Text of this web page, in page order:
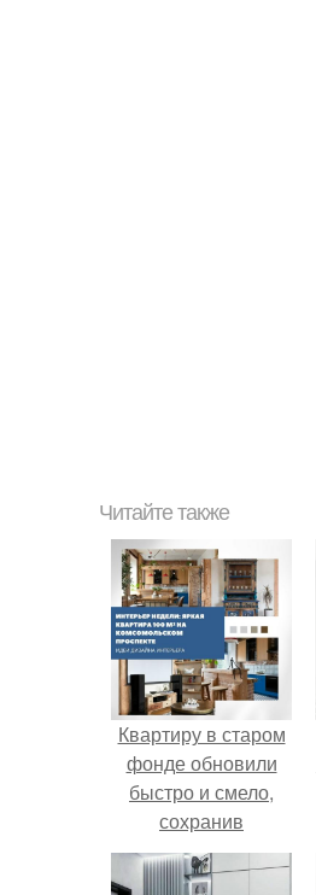
Читайте также
Квартиру в старом
фонде обновили
быстро и смело,
сохранив
исторические
детали - кирпич,